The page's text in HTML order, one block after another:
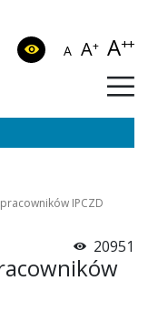
A A+ A++
IPCZD
20951